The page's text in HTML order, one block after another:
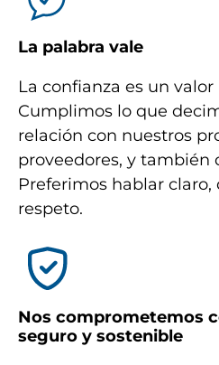
La palabra vale
La confianza es un valor
Cumplimos lo que
relación con nuestros
proveedores, y también
Preferimos hablar claro,
respeto.
Nos comprometemos
seguro y sostenible